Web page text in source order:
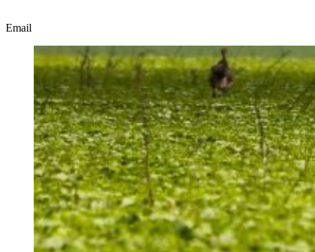
Email